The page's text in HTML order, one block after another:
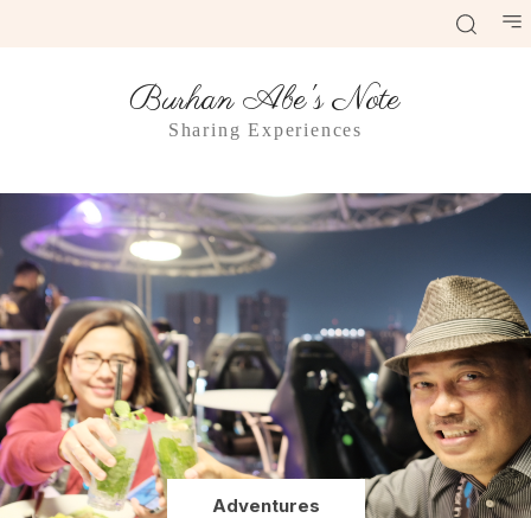
Burhan Abe's Note
Sharing Experiences
Adventures